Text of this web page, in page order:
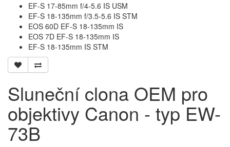
EF-S 17-85mm f/4-5.6 IS USM
EF-S 18-135mm f/3.5-5.6 IS STM
EOS 60D EF-S 18-135mm IS
EOS 7D EF-S 18-135mm IS
EF-S 18-135mm IS STM
Sluneční clona OEM pro
objektivy Canon - typ EW-
73B